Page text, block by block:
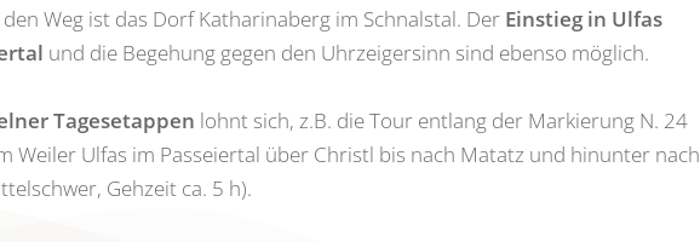
Weg ist das Dorf Katharinaberg im Schnalstal. Der Einstieg in Ulfas
und die Begehung gegen den Uhrzeigersinn sind ebenso möglich.
Tagesetappen lohnt sich, z.B. die Tour entlang der Markierung N. 24
Weiler Ulfas im Passeiertal über Christl bis nach Matatz und hinunter nach
Gehzeit ca. 5 h).